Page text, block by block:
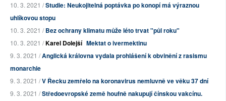
10. 3. 2021 /Studie: Neukojitelná poptávka po konopí má výraznou
uhlíkovou stopu
10. 3. 2021 /Bez ochrany klimatu může léto trvat "půl roku"
10. 3. 2021 /Karel Dolejší Mektat o ivermektinu
9. 3. 2021 /Anglická královna vydala prohlášení k obvinění z rasismu
monarchie
9. 3. 2021 /V Řecku zemřelo na koronavirus nemluvně ve věku 37 dní
9. 3. 2021 /Středoevropské země houfně nakupují čínskou vakcínu.